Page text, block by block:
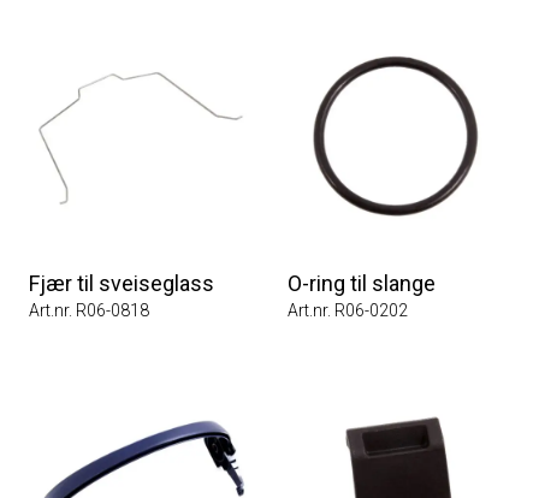
Fjær til sveiseglass
Art.nr. R06-0818
O-ring til slange
Art.nr. R06-0202